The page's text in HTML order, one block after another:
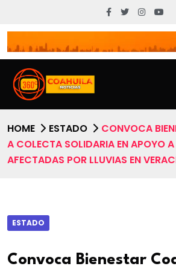
HOME ESTADO
CONVOCA
A COLECTA SOLIDARIA EN APOYO
AFECTADAS POR LLUVIAS EN
ESTADO
Convoca Bienestar